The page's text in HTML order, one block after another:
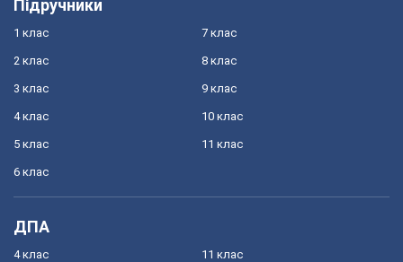
Підручники
1 клас
2 клас
3 клас
4 клас
5 клас
6 клас
7 клас
8 клас
9 клас
10 клас
11 клас
ДПА
4 клас 11 клас